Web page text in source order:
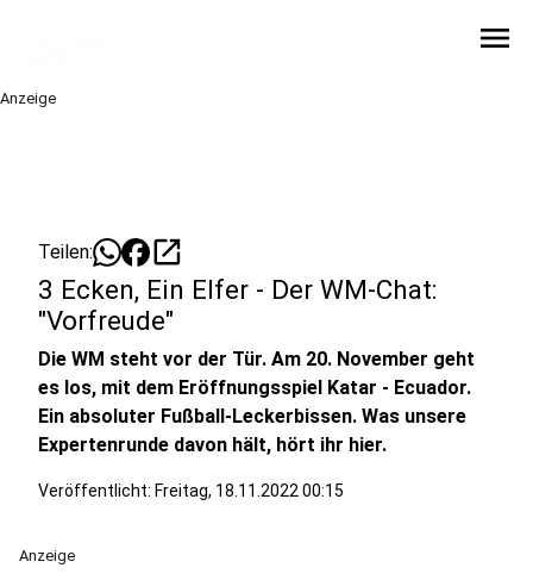
menu
Anzeige
Teilen: open_in_new
3 Ecken, Ein Elfer - Der WM-Chat:
"Vorfreude"
Die WM steht vor der Tür. Am 20. November geht
es los, mit dem Eröffnungsspiel Katar - Ecuador.
Ein absoluter Fußball-Leckerbissen. Was unsere
Expertenrunde davon hält, hört ihr hier.
Veröffentlicht: Freitag, 18.11.2022 00:15
Anzeige